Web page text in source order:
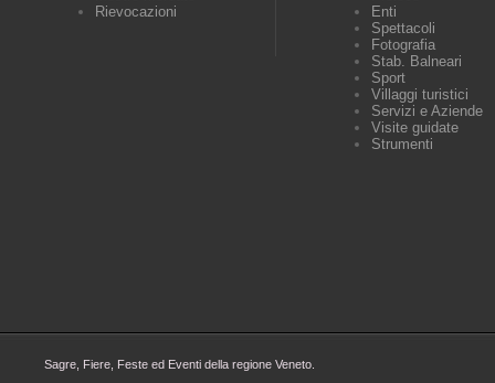
Rievocazioni
Enti
Spettacoli
Fotografia
Stab. Balneari
Sport
Villaggi turistici
Servizi e Aziende
Visite guidate
Strumenti
Sagre, Fiere, Feste ed Eventi della regione Veneto.